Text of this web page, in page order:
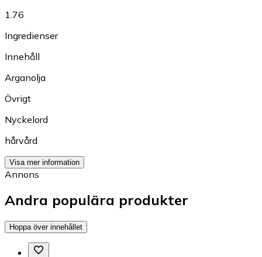
1.76
Ingredienser
Innehåll
Arganolja
Övrigt
Nyckelord
hårvård
Visa mer information
Annons
Andra populära produkter
Hoppa över innehållet